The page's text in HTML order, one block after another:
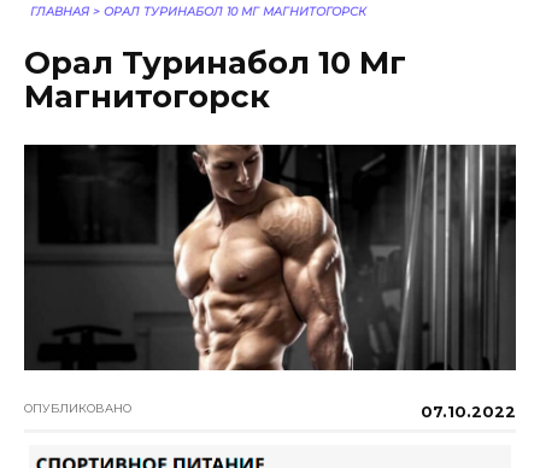
ГЛАВНАЯ > ОРАЛ ТУРИНАБОЛ 10 МГ МАГНИТОГОРСК
Орал Туринабол 10 Мг
Магнитогорск
ОПУБЛИКОВАНО 07.10.2022